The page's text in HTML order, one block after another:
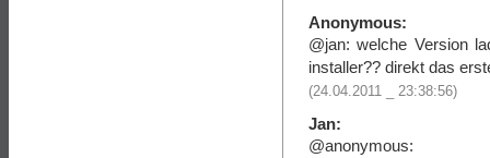
Anonymous:
@jan: welche Version
installer?? direkt das
(24.04.2011 _ 23:38:56)
Jan:
@anonymous: